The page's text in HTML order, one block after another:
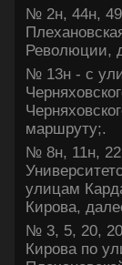
№ 2н, 44н,
Ревοлюции,
№ 13н - с
маршруту;.
№ 8н, 11н,
улицам
Кирова,
№ 3, 5, 20,
Кирова по